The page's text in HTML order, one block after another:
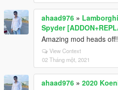
ahaad976 »
Spyder
Amazing mod heads
View Context
02 Tháng một, 2021
ahaad976 » 2020